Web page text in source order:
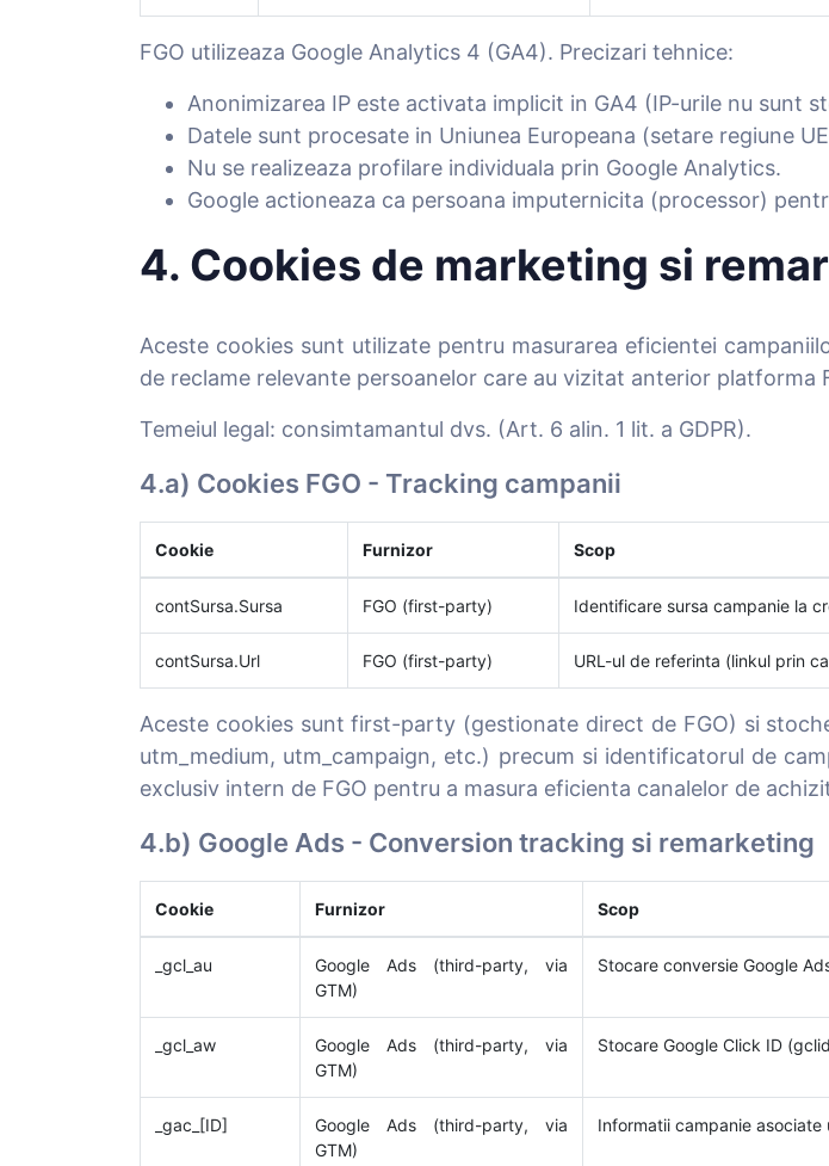
FGO utilizeaza Google Analytics 4 (GA4). Precizari tehnice:
Anonimizarea IP este activata implicit in GA4 (IP-urile nu sunt
Datele sunt procesate in Uniunea Europeana (setare regiune
Nu se realizeaza profilare individuala prin Google Analytics.
Google actioneaza ca persoana imputernicita (processor)
4. Cookies de marketing si
Aceste cookies sunt utilizate pentru masurarea eficientei
de reclame relevante persoanelor care au vizitat anterior platforma
Temeiul legal: consimtamantul dvs. (Art. 6 alin. 1 lit. a GDPR).
4.a) Cookies FGO - Tracking campanii
Cookie Furnizor Scop
contSursa.Sursa FGO (first-party) Identificare sursa campanie la
contSursa.Url FGO (first-party) URL-ul de referinta (linkul prin
Aceste cookies sunt first-party (gestionate direct de FGO) si
utm_medium, utm_campaign, etc.) precum si identificatorul de
exclusiv intern de FGO pentru a masura eficienta canalelor de
4.b) Google Ads - Conversion tracking si remarketing
Cookie Furnizor Scop
_gcl_au
Google Ads (third-party, via
GTM)
Stocare conversie Google
_gcl_aw
Google Ads (third-party, via
GTM)
Stocare Google Click ID
_gac_[ID]
Google Ads (third-party, via
GTM)
Informatii campanie asociate